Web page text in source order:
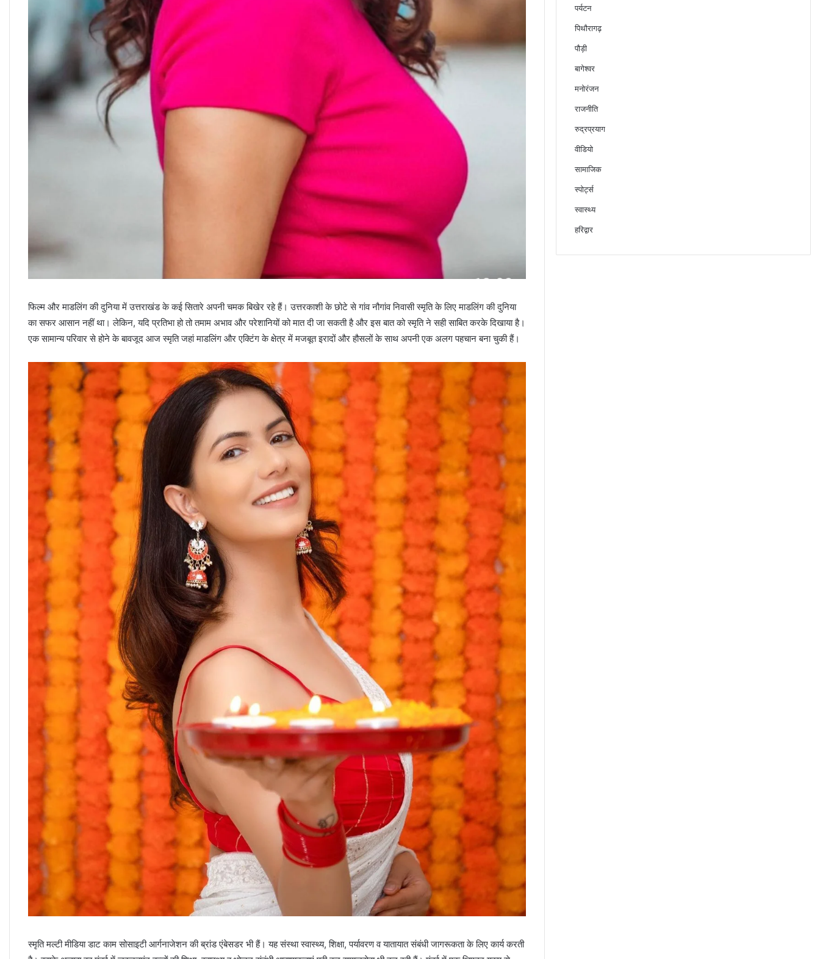
फिल्म और माडलिंग की दुनिया में उत्तराखंड के कई सितारे अपनी चमक बिखेर रहे हैं। उत्तरकाशी के छोटे से गांव नौगांव निवासी स्मृति के लिए माडलिंग की दुनिया
का सफर आसान नहीं था। लेकिन, यदि प्रतिभा हो तो तमाम अभाव और परेशानियों को मात दी जा सकती है और इस बात को स्मृति ने सही साबित करके दिखाया है।
एक सामान्य परिवार से होने के बावजूद आज स्मृति जहां माडलिंग और एक्टिंग के क्षेत्र में मजबूत इरादों और हौसलों के साथ अपनी एक अलग पहचान बना चुकी हैं।
स्मृति मल्टी मीडिया डाट काम सोसाइटी आर्गनाजेशन की ब्रांड एंबेसडर भी हैं। यह संस्था स्वास्थ्य, शिक्षा, पर्यावरण व यातायात संबंधी जागरूकता के लिए कार्य करती
पर्यटन
पिथौरागढ़
पौड़ी
बागेश्वर
मनोरंजन
राजनीति
रुद्रप्रयाग
वीडियो
सामाजिक
स्पोर्ट्स
स्वास्थ्य
हरिद्वार